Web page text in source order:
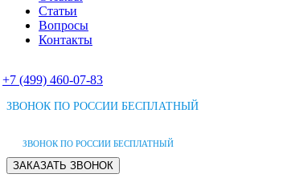
Статьи
Вопросы
Контакты
+7 (499) 460-07-83
ЗВОНОК ПО РОССИИ БЕСПЛАТНЫЙ
ЗВОНОК ПО РОССИИ БЕСПЛАТНЫЙ